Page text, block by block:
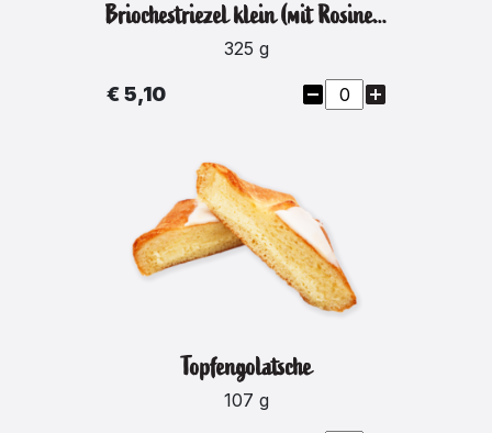
Briochestriezel klein (mit Rosinen/Hagelzucker)
325 g
€ 5,10
Topfengolatsche
107 g